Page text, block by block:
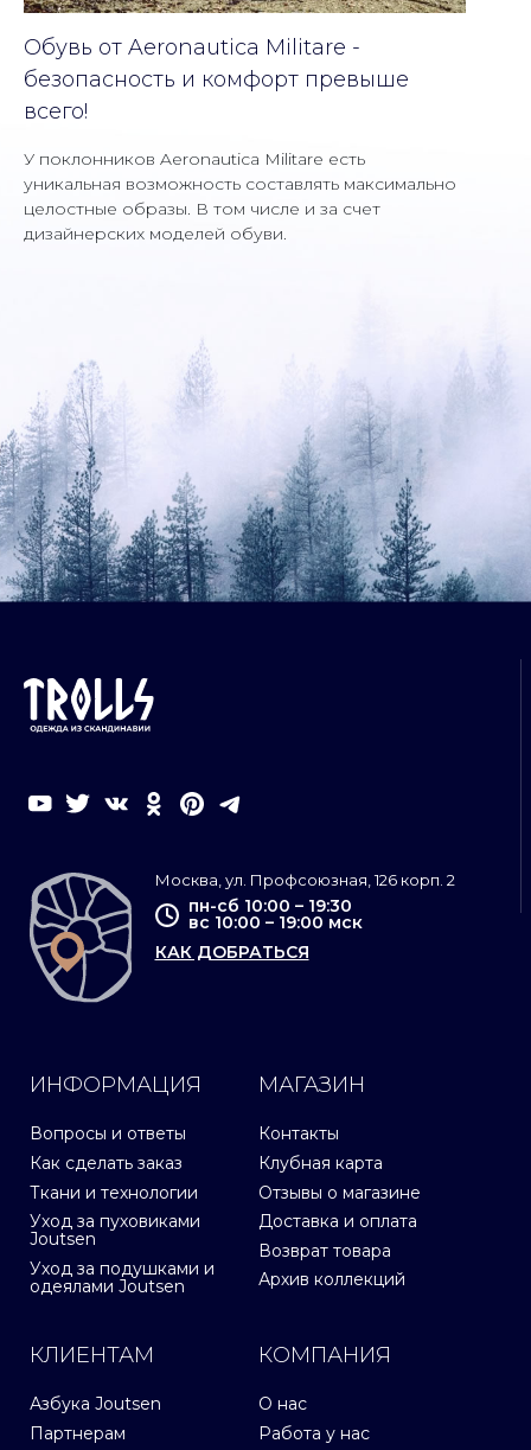
Обувь от Aeronautica Militare -
безопасность и комфорт превыше
всего!
У поклонников Aeronautica Militare есть
уникальная возможность составлять максимально
целостные образы. В том числе и за счет
дизайнерских моделей обуви.
ИНФОРМАЦИЯ
Вопросы и ответы
Как сделать заказ
Ткани и технологии
Уход за пуховиками
Joutsen
Уход за подушками и
одеялами Joutsen
МАГАЗИН
Контакты
Клубная карта
Отзывы о магазине
Доставка и оплата
Возврат товара
Архив коллекций
КЛИЕНТАМ
Азбука Joutsen
Партнерам
КОМПАНИЯ
О нас
Работа у нас
Москва, ул. Профсоюзная, 126 корп. 2
пн-сб 10:00 – 19:30
вс 10:00 – 19:00 мск
КАК ДОБРАТЬСЯ